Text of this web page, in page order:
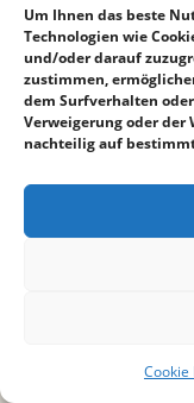
Um Ihnen das beste
Technologien wie
und/oder darauf
zustimmen,
dem Surfverhalten
Verweigerung oder
nachteilig auf
Cookie